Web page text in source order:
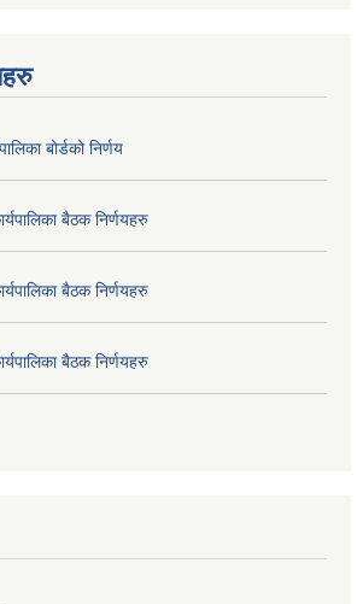
बोर्डको निर्णय
बैठक निर्णयहरु
बैठक निर्णयहरु
बैठक निर्णयहरु